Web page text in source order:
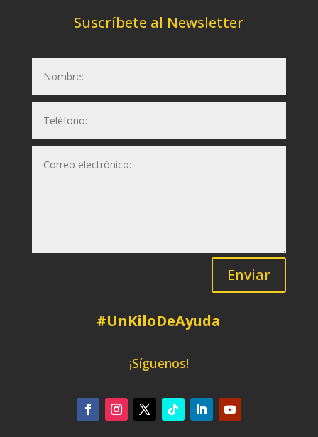
Suscríbete al Newsletter
Enviar
#UnKiloDeAyuda
¡Síguenos!